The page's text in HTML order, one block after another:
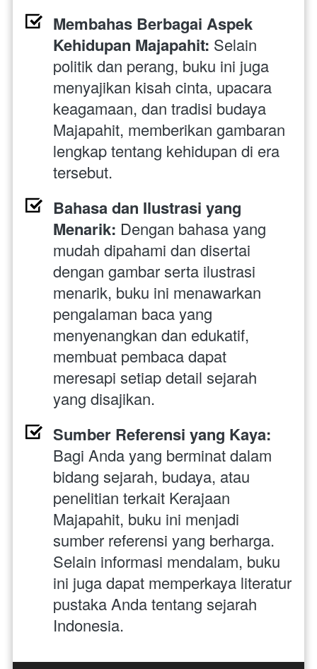
Membahas Berbagai Aspek
Kehidupan Majapahit: Selain
politik dan perang, buku ini juga
menyajikan kisah cinta, upacara
keagamaan, dan tradisi budaya
Majapahit, memberikan gambaran
lengkap tentang kehidupan di era
tersebut.
Bahasa dan Ilustrasi yang
Menarik: Dengan bahasa yang
mudah dipahami dan disertai
dengan gambar serta ilustrasi
menarik, buku ini menawarkan
pengalaman baca yang
menyenangkan dan edukatif,
membuat pembaca dapat
meresapi setiap detail sejarah
yang disajikan.
Sumber Referensi yang Kaya:
Bagi Anda yang berminat dalam
bidang sejarah, budaya, atau
penelitian terkait Kerajaan
Majapahit, buku ini menjadi
sumber referensi yang berharga.
Selain informasi mendalam, buku
ini juga dapat memperkaya literatur
pustaka Anda tentang sejarah
Indonesia.